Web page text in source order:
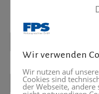
Wir verwenden
Wir nutzen auf
Cookies sind
der Webseite,